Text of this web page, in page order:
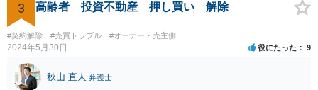
3 高齢者 投資不動産 押し買い 解除
#契約解除 #売買トラブル #オーナー・売主側
2024年5月30日 役にたった 9
秋山 直人 弁護士